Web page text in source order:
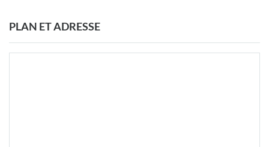
PLAN ET ADRESSE